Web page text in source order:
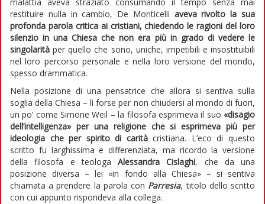
restituire nulla in cambio, De Monticelli aveva rivolto la sua
profonda parola critica ai cristiani, chiedendo le ragioni del loro
silenzio in una Chiesa che non era più in grado di vedere le
singolarità per quello che sono, uniche, irripetibili e insostituibili
nel loro percorso personale e nella loro versione del mondo,
spesso drammatica.
Nella posizione di una pensatrice che allora si sentiva sulla
soglia della Chiesa – lì forse per non chiudersi al mondo di fuori,
un po’ come Simone Weil – la filosofa esprimeva il suo «disagio
dell’intelligenza» per una religione che si esprimeva più per
ideologia che per spirito di caritàcristiana. L’eco di questo
scritto fu larghissima e differenziata, ma ricordo la versione
della filosofa e teologa Alessandra Cislaghi, che da una
posizione diversa – lei «in fondo alla Chiesa» – si sentiva
chiamata a prendere la parola con Parresia, titolo dello scritto
con cui appunto rispondeva alla collega.